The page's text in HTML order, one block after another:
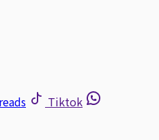
Tiktok